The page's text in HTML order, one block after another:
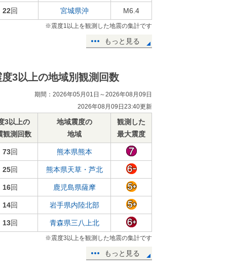
22回 宮城県沖 M6.4
※震度1以上を観測した地震の集計です
もっと見る
度3以上の地域別観測回数
期間：2026年05月01日～2026年08月09日
2026年08月09日23:40更新
3以上の
観測回数
地域震度の
地域
観測した
最大震度
73回 熊本県熊本
25回 熊本県天草・芦北
16回 鹿児島県薩摩
14回 岩手県内陸北部
13回 青森県三八上北
※震度3以上を観測した地震の集計です
もっと見る